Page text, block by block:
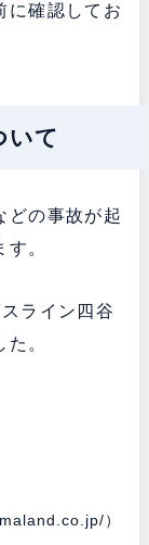
に確認してお
いて
どの事故が起
。
ライン四谷
。
）